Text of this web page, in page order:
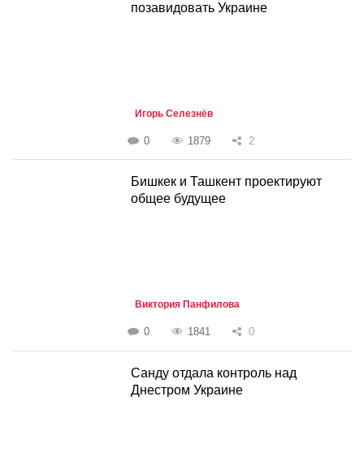
позавидовать Украине
Игорь Селезнёв
0 1879 2
Бишкек и Ташкент проектируют
общее будущее
Виктория Панфилова
0 1841 0
Санду отдала контроль над
Днестром Украине